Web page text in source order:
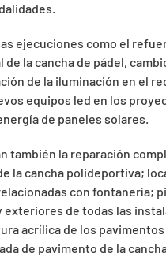
ejecuciones como el
la cancha de pádel,
de la iluminación en el
equipos led en los
de paneles solares.
también la reparación
la cancha polideportiva;
con fontanería;
exteriores de todas las
acrílica de los
de pavimento de la